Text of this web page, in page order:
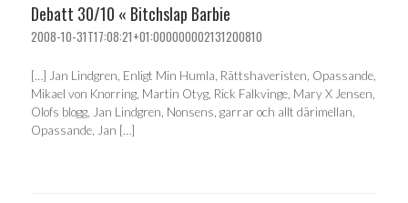
Debatt 30/10 « Bitchslap Barbie
2008-10-31T17:08:21+01:000000002131200810
[…] Jan Lindgren, Enligt Min Humla, Rättshaveristen, Opassande,
Mikael von Knorring, Martin Otyg, Rick Falkvinge, Mary X Jensen,
Olofs blogg, Jan Lindgren, Nonsens, garrar och allt därimellan,
Opassande, Jan […]